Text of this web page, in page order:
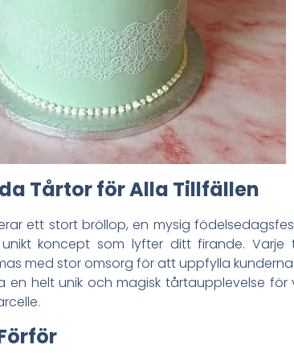
Tårtor för Alla Tillfällen
ett stort bröllop, en mysig
koncept som lyfter ditt firande.
med stor omsorg för att uppfylla
en helt unik och magisk tårtaupplevelse